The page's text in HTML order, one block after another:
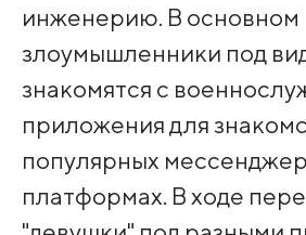
инженерию. В основном
злоумышленники под
знакомятся с
приложения для
популярных
платформах. В ходе